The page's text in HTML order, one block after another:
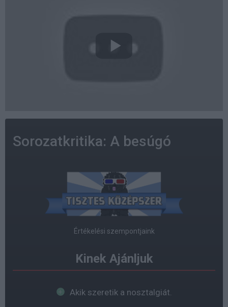
Sorozatkritika: A besúgó
Értékelési szempontjaink
Kinek Ajánljuk
Akik szeretik a nosztalgiát.